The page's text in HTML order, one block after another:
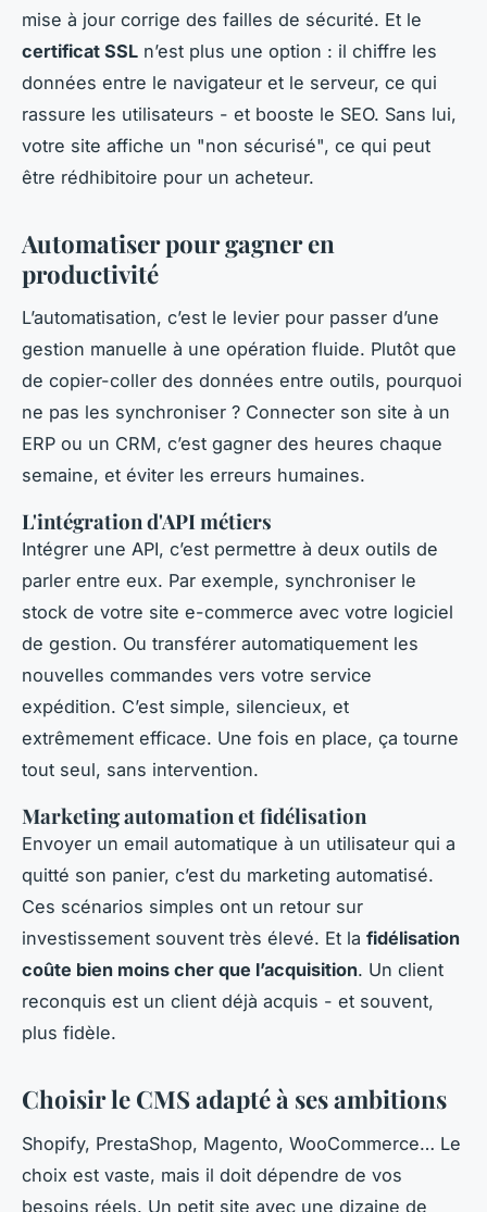
mise à jour corrige des failles de sécurité. Et le
certificat SSL n’est plus une option : il chiffre les
données entre le navigateur et le serveur, ce qui
rassure les utilisateurs - et booste le SEO. Sans lui,
votre site affiche un "non sécurisé", ce qui peut
être rédhibitoire pour un acheteur.
Automatiser pour gagner en
productivité
L’automatisation, c’est le levier pour passer d’une
gestion manuelle à une opération fluide. Plutôt que
de copier-coller des données entre outils, pourquoi
ne pas les synchroniser ? Connecter son site à un
ERP ou un CRM, c’est gagner des heures chaque
semaine, et éviter les erreurs humaines.
L'intégration d'API métiers
Intégrer une API, c’est permettre à deux outils de
parler entre eux. Par exemple, synchroniser le
stock de votre site e-commerce avec votre logiciel
de gestion. Ou transférer automatiquement les
nouvelles commandes vers votre service
expédition. C’est simple, silencieux, et
extrêmement efficace. Une fois en place, ça tourne
tout seul, sans intervention.
Marketing automation et fidélisation
Envoyer un email automatique à un utilisateur qui a
quitté son panier, c’est du marketing automatisé.
Ces scénarios simples ont un retour sur
investissement souvent très élevé. Et la fidélisation
coûte bien moins cher que l’acquisition. Un client
reconquis est un client déjà acquis - et souvent,
plus fidèle.
Choisir le CMS adapté à ses ambitions
Shopify, PrestaShop, Magento, WooCommerce… Le
choix est vaste, mais il doit dépendre de vos
besoins réels. Un petit site avec une dizaine de